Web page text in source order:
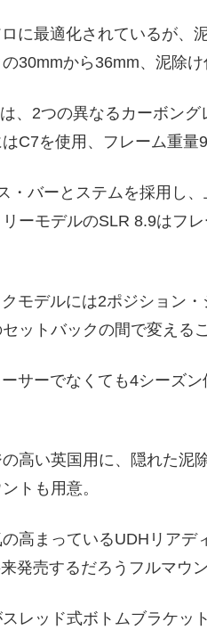
に最適化されているが、
30mmから36mm、泥除
、2つの異なるカーボン
C7を使用、フレーム重
・バーとステムを採用し
ーモデルのSLR 8.9はフ
モデルには2ポジション
ットバックの間で変える
サーでなくても4シーズ
高い英国用に、隠れた泥
トも用意。
高まっているUDHリア
発売するだろうフルマウ
レッド式ボトムブラケッ